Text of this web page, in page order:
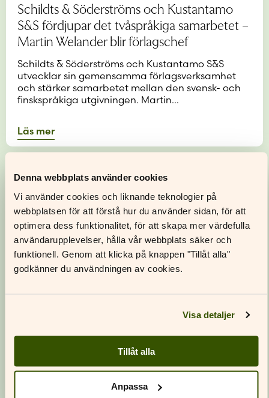
Denna webbplats använder cookies
Vi använder cookies och liknande teknologier på
webbplatsen för att förstå hur du använder sidan, för att
optimera dess funktionalitet, för att skapa mer värdefulla
användarupplevelser, hålla vår webbplats säker och
funktionell. Genom att klicka på knappen "Tillåt alla"
godkänner du användningen av cookies.
Visa detaljer
Tillåt alla
Anpassa
Schildts & Söderströms och Kustantamo
S&S fördjupar det tvåspråkiga samarbetet –
Martin Welander blir förlagschef
Schildts & Söderströms och Kustantamo S&S
utvecklar sin gemensamma förlagsverksamhet
och stärker samarbetet mellan den svensk- och
finskspråkiga utgivningen. Martin…
Läs mer